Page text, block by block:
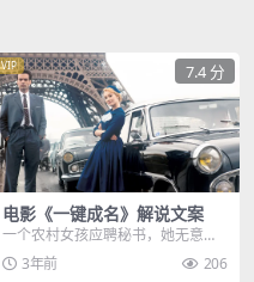
VIP 7.4 分
电影《一键成名》解说文案
一个农村女孩应聘秘书，她无意间
露出的肩带，吸引了本想拒绝她的
老板，而更加吸引老板...
3年前 206